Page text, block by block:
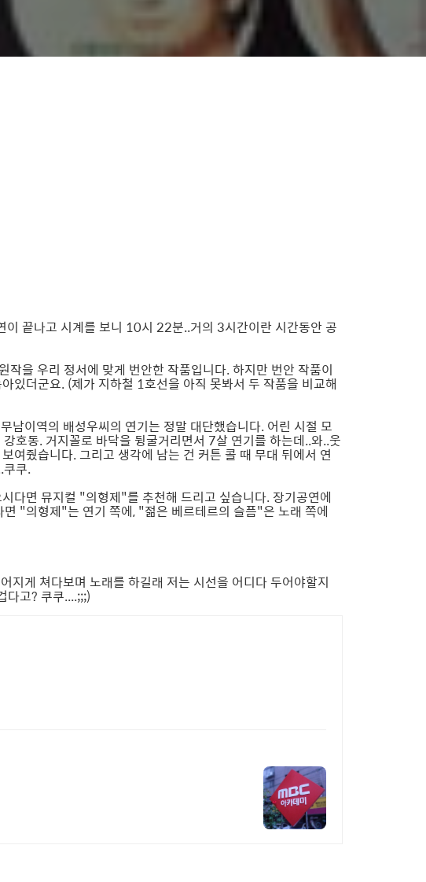
이 끝나고 시계를 보니 10시 22분..거의 3시간이란 시간동안 공
을 우리 정서에 맞게 번안한 작품입니다. 하지만 번안 작품이
있더군요. (제가 지하철 1호선을 아직 못봐서 두 작품을 비교해
남이역의 배성우씨의 연기는 정말 대단했습니다. 어린 시절 모
호동. 거지꼴로 바닥을 뒹굴거리면서 7살 연기를 하는데..와..웃
여줬습니다. 그리고 생각에 남는 건 커튼 콜 때 무대 뒤에서 연
쿠쿠.
다면 뮤지컬 "의형제"를 추천해 드리고 싶습니다. 장기공연에
"의형제"는 연기 쪽에, "젊은 베르테르의 슬픔"은 노래 쪽에
지게 쳐다보며 노래를 하길래 저는 시선을 어디다 두어야할지
다고? 쿠쿠....;;;)